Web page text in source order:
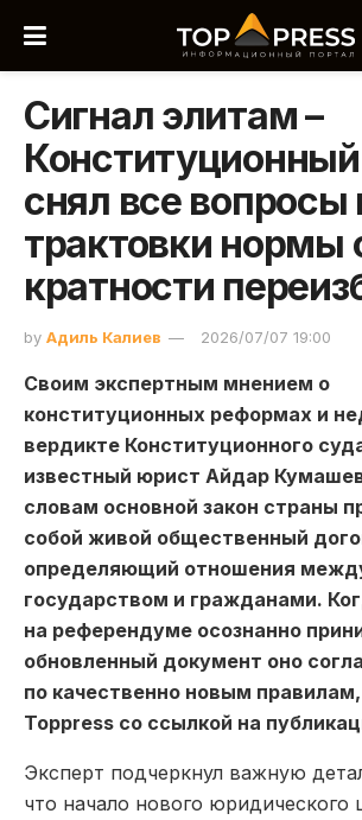
Сигнал элитам –
снял все вопросы
трактовки нормы
кратности
by Адиль Калиев 2026/07/07 19:00
Своим экспертным мнением о
конституционных реформах и
вердикте Конституционного
известный юрист Айдар
словам основной закон страны
собой живой общественный
определяющий отношения
государством и гражданами.
на референдуме осознанно
обновленный документ оно
по качественно новым
Toppress со ссылкой на
Эксперт подчеркнул важную
что начало нового юридического